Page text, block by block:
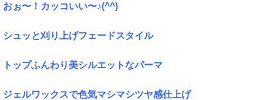
おぉ〜！カッコいい〜♪(^^)
シュッと刈り上げフェードスタイル
トップふんわり美シルエットなパーマ
ジェルワックスで色気マシマシツヤ感仕上げ